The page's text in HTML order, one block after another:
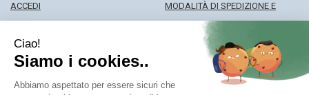
ACCEDI
WISHLIST
ISCRIZIONE ALLA NEWSLETTER
MODALITÀ DI SPEDIZIONE E
MODALITÀ DI PAGAMENTO
INFORMATIVA PRIVACY
CONDIZIONI DI VENDITA